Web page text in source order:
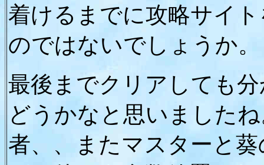
着けるまでに攻略サイ
のではないでしょうか。
最後までクリアしても
どうかなと思いました
者、、またマスターと